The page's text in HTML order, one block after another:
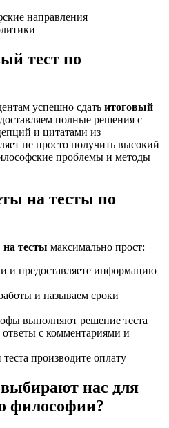
направления
тест по
успешно сдать итоговый
полные решения с
и цитатами из
не просто получить высокий
проблемы и методы
на тесты по
на тесты максимально прост:
и предоставляете информацию
и называем сроки
выполняют решение теста
с комментариями и
производите оплату
нас для
философии?